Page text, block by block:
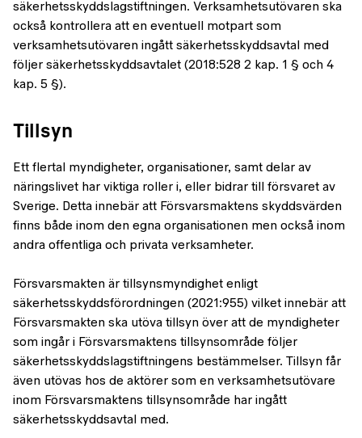
säkerhetsskyddslagstiftningen. Verksamhetsutövaren ska
också kontrollera att en eventuell motpart som
verksamhetsutövaren ingått säkerhetsskyddsavtal med
följer säkerhetsskyddsavtalet (2018:528 2 kap. 1 § och 4
kap. 5 §).
Tillsyn
Ett flertal myndigheter, organisationer, samt delar av
näringslivet har viktiga roller i, eller bidrar till försvaret av
Sverige. Detta innebär att Försvarsmaktens skyddsvärden
finns både inom den egna organisationen men också inom
andra offentliga och privata verksamheter.
Försvarsmakten är tillsynsmyndighet enligt
säkerhetsskyddsförordningen (2021:955) vilket innebär att
Försvarsmakten ska utöva tillsyn över att de myndigheter
som ingår i Försvarsmaktens tillsynsområde följer
säkerhetsskyddslagstiftningens bestämmelser. Tillsyn får
även utövas hos de aktörer som en verksamhetsutövare
inom Försvarsmaktens tillsynsområde har ingått
säkerhetsskyddsavtal med.